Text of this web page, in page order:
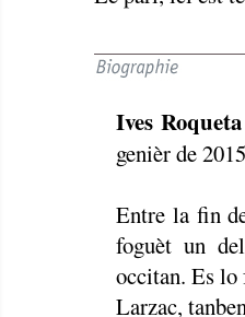
Ives Roqueta
genièr de
Entre la fin
foguèt un
occitan. Es lo
Larzac,